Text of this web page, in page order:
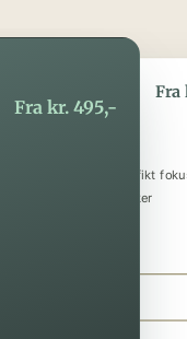
Fra kr. 495,-
Fra
med et specifikt
af flere problematikker